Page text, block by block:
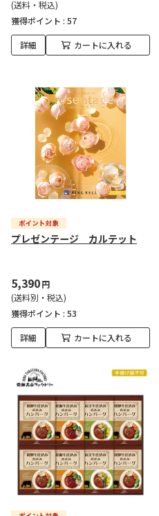
(送料・税込)
獲得ポイント : 57
詳細 カートに入れる
プレゼンテージ カルテット
5,390円
(送料別・税込)
獲得ポイント : 53
詳細 カートに入れる